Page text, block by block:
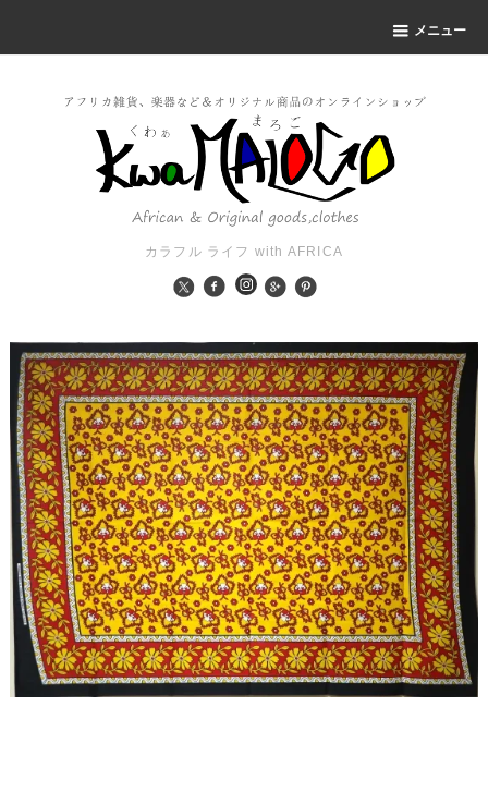
メニュー
カラフル ライフ with AFRICA